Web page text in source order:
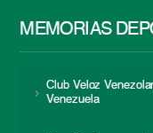
MEMORIAS
Club Veloz
Venezuela